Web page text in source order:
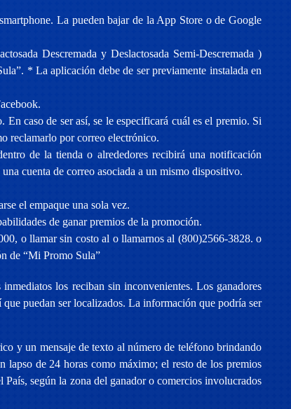
La pueden bajar de la App Store o de Google
Descremada y Deslactosada Semi-Descremada )
* La aplicación debe de ser previamente instalada en
caso de ser así, se le especificará cuál es el premio. Si
reclamarlo por correo electrónico.
de la tienda o alrededores recibirá una notificación
cuenta de correo asociada a un mismo dispositivo.
el empaque una sola vez.
de ganar premios de la promoción.
o llamar sin costo al o llamarnos al (800)2566-3828. o
de “Mi Promo Sula”
los reciban sin inconvenientes. Los ganadores
puedan ser localizados. La información que podría ser
y un mensaje de texto al número de teléfono brindando
lapso de 24 horas como máximo; el resto de los premios
según la zona del ganador o comercios involucrados